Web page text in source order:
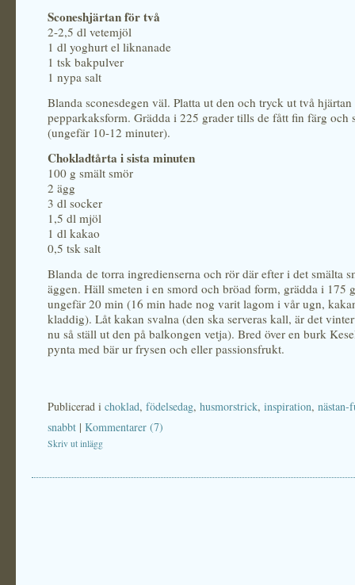
Sconeshjärtan för två
2-2,5 dl vetemjöl
1 dl yoghurt el liknanade
1 tsk bakpulver
1 nypa salt
Blanda sconesdegen väl. Platta ut den och tryck ut två hjärtan
pepparkaksform. Grädda i 225 grader tills de fått fin färg och
(ungefär 10-12 minuter).
Chokladtårta i sista minuten
100 g smält smör
2 ägg
3 dl socker
1,5 dl mjöl
1 dl kakao
0,5 tsk salt
Blanda de torra ingredienserna och rör där efter i det smälta
äggen. Häll smeten i en smord och bröad form, grädda i 175
ungefär 20 min (16 min hade nog varit lagom i vår ugn,
kladdig). Låt kakan svalna (den ska serveras kall, är det
nu så ställ ut den på balkongen vetja). Bred över en burk
pynta med bär ur frysen och eller passionsfrukt.
Publicerad i choklad, födelsedag, husmorstrick, inspiration, nästan-
snabbt | Kommentarer (7)
Skriv ut inlägg